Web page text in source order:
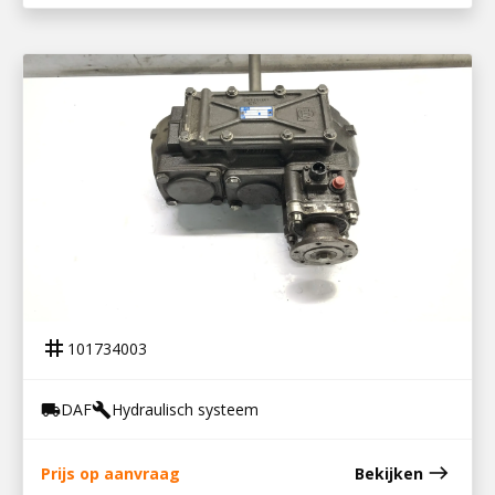
tag 101734003
local_shippingDAFbuildHydraulisch systeem
Prijs op aanvraag Bekijken east